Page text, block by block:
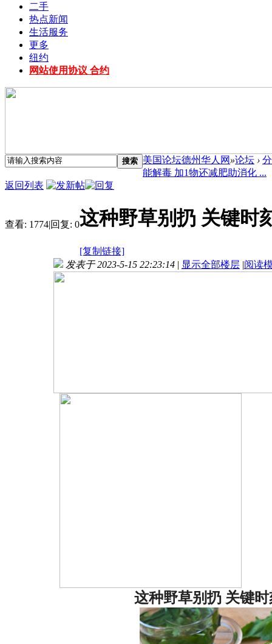
二手
热点新闻
生活服务
更多
纽约
网站使用协议 合约
搜索 美国论坛德州华人网 »论坛 ›
能解毒 加1物还减肥助消化 ...
返回列表
查看: 1774|回复: 0这种野草别扔 关键时
[复制链接]
发表于 2023-5-15 22:23:14 | 显示全部楼层 |阅读
这种野草别扔 关键